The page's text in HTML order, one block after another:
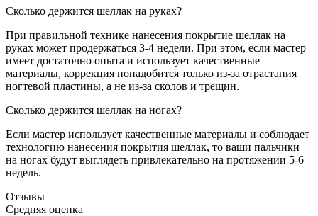
Сколько держится шеллак на руках?
При правильной технике нанесения покрытие шеллак на
руках может продержаться 3-4 недели. При этом, если мастер
имеет достаточно опыта и использует качественные
материалы, коррекция понадобится только из-за отрастания
ногтевой пластины, а не из-за сколов и трещин.
Сколько держится шеллак на ногах?
Если мастер использует качественные материалы и соблюдает
технологию нанесения покрытия шеллак, то ваши пальчики
на ногах будут выглядеть привлекательно на протяжении 5-6
недель.
Отзывы
Средняя оценка